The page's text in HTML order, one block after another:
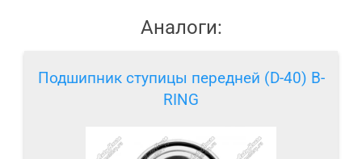
Аналоги:
Подшипник ступицы передней (D-40) B-
RING